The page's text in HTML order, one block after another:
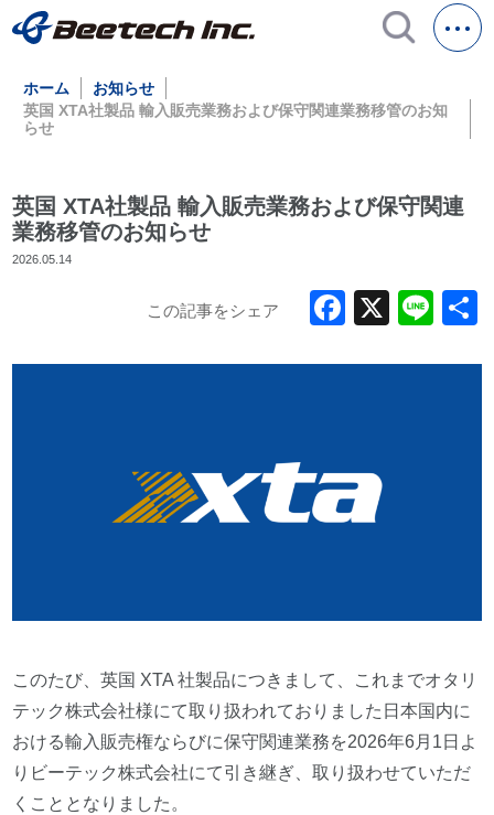
ホーム
お知らせ
英国 XTA社製品 輸入販売業務および保守関連業務移管のお知
らせ
英国 XTA社製品 輸入販売業務および保守関連
業務移管のお知らせ
2026.05.14
この記事をシェア X
このたび、英国 XTA 社製品につきまして、これまでオタリ
テック株式会社様にて取り扱われておりました日本国内に
おける輸入販売権ならびに保守関連業務を2026年6月1日よ
りビーテック株式会社にて引き継ぎ、取り扱わせていただ
くこととなりました。